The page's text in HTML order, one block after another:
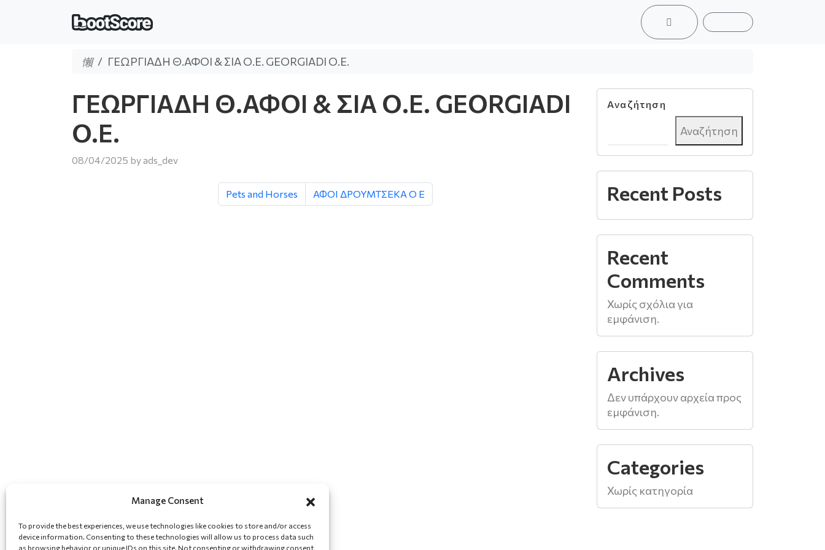
Manage Consent
To provide the best experiences, we use technologies like cookies to store and/or access
device information. Consenting to these technologies will allow us to process data such
as browsing behavior or unique IDs on this site. Not consenting or withdrawing consent,
ACCOUNT
CART
ΓΕΩΡΓΙΑΔΗ Θ.ΑΦΟΙ & ΣΙΑ Ο.Ε. GEORGIADI O.E.
ΓΕΩΡΓΙΑΔΗ Θ.ΑΦΟΙ & ΣΙΑ Ο.Ε. GEORGIADI
O.E.
08/04/2025 by ads_dev
Pets and Horses ΑΦΟΙ ΔΡΟΥΜΤΣΕΚΑ Ο Ε
Αναζήτηση
Αναζήτηση
Recent Posts
Recent
Comments
Χωρίς σχόλια για
εμφάνιση.
Archives
Δεν υπάρχουν αρχεία προς
εμφάνιση.
Categories
Χωρίς κατηγορία